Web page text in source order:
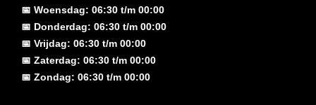
📅 Woensdag: 06:30 t/m 00:00
📅 Donderdag: 06:30 t/m 00:00
📅 Vrijdag: 06:30 t/m 00:00
📅 Zaterdag: 06:30 t/m 00:00
📅 Zondag: 06:30 t/m 00:00